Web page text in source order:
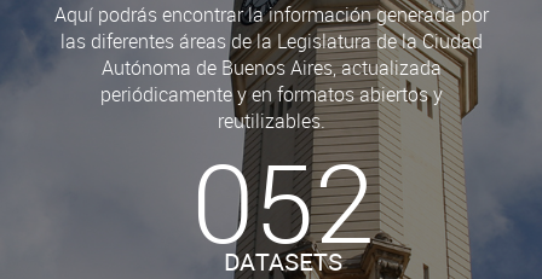
Aquí podrás encontrar la información generada por
las diferentes áreas de la Legislatura de la Ciudad
Autónoma de Buenos Aires, actualizada
periódicamente y en formatos abiertos y
reutilizables.
052
DATASETS